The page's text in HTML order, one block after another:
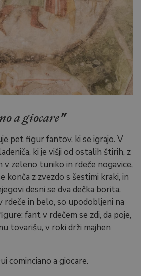
a giocare"
pet figur fantov, ki se igrajo. V
ki je višji od ostalih štirih, z
v zeleno tuniko in rdeče nogavice,
konča z zvezdo s šestimi kraki, in
desni se dva dečka borita.
in belo, so upodobljeni na
fant v rdečem se zdi, da poje,
tovarišu, v roki drži majhen
cominciano a giocare.